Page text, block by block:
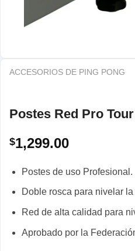
ACCESORIOS DE PING PONG
Postes Red Pro
$1,299.00
Postes de uso Profesional.
Doble rosca para nivelar la
Red de alta calidad para
Aprobado por la